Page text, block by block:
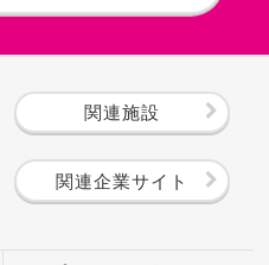
関連施設
関連企業サイト